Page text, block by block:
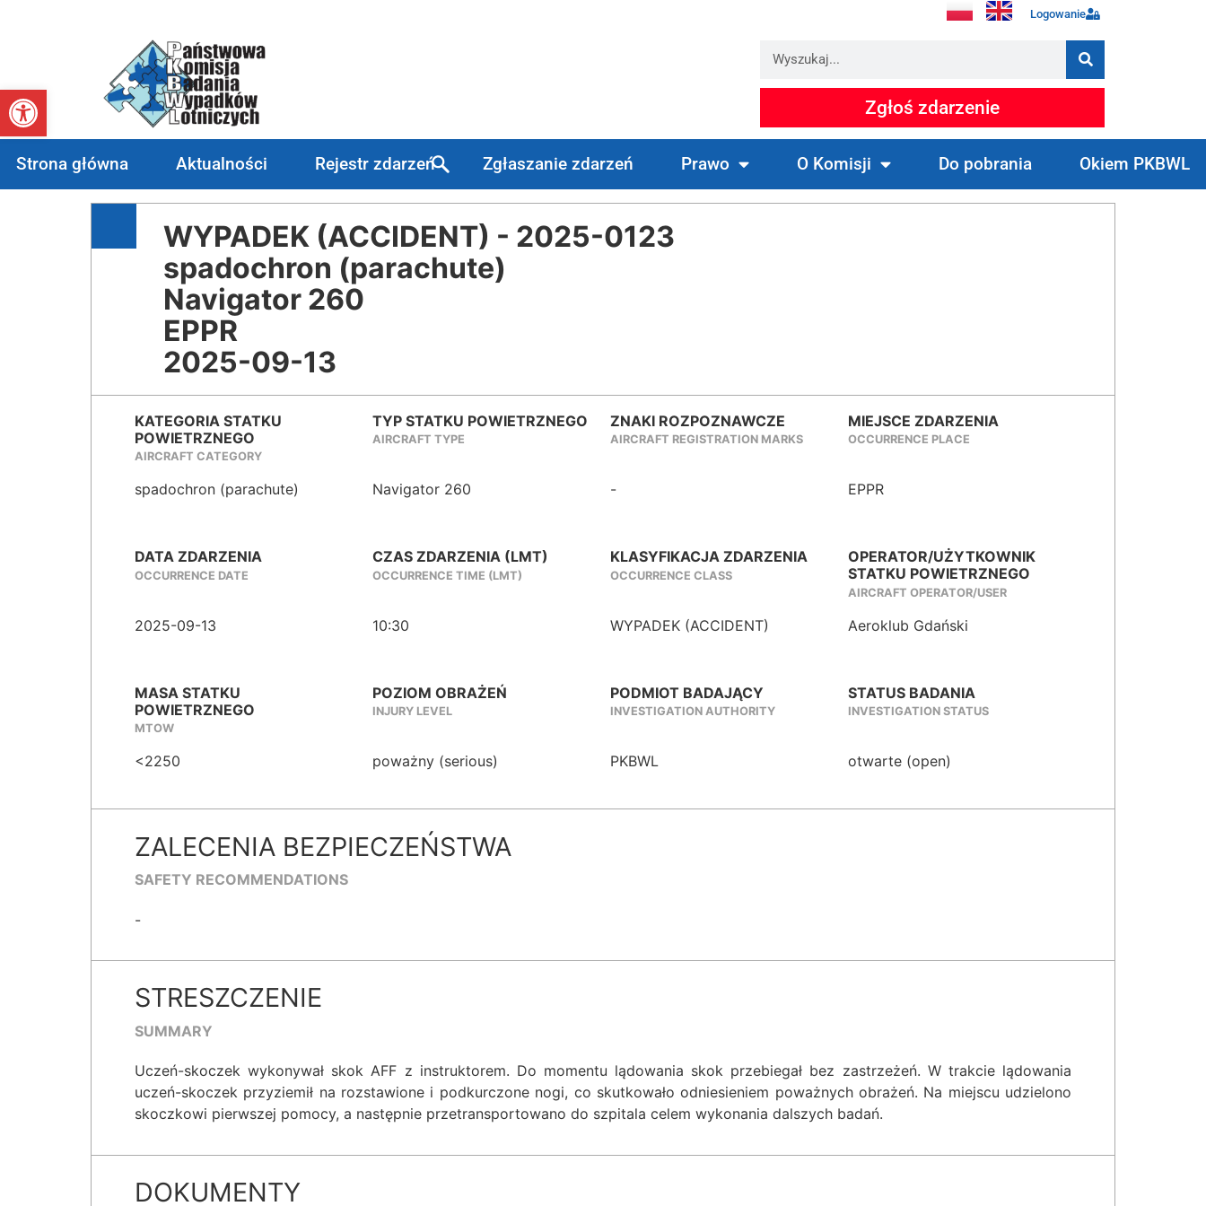
Otwórz pasek narzędzi
Logowanie
Zgłoś zdarzenie
Strona główna Aktualności Rejestr zdarzeń Zgłaszanie zdarzeń Prawo O Komisji Do pobrania Okiem PKBWL
WYPADEK (ACCIDENT) - 2025-0123
spadochron (parachute)
Navigator 260
EPPR
2025-09-13
KATEGORIA STATKU
POWIETRZNEGO
AIRCRAFT CATEGORY
spadochron (parachute)
TYP STATKU POWIETRZNEGO
AIRCRAFT TYPE
Navigator 260
ZNAKI ROZPOZNAWCZE
AIRCRAFT REGISTRATION MARKS
-
MIEJSCE ZDARZENIA
OCCURRENCE PLACE
EPPR
DATA ZDARZENIA
OCCURRENCE DATE
2025-09-13
CZAS ZDARZENIA (LMT)
OCCURRENCE TIME (LMT)
10:30
KLASYFIKACJA ZDARZENIA
OCCURRENCE CLASS
WYPADEK (ACCIDENT)
OPERATOR/UŻYTKOWNIK
STATKU POWIETRZNEGO
AIRCRAFT OPERATOR/USER
Aeroklub Gdański
MASA STATKU
POWIETRZNEGO
MTOW
<2250
POZIOM OBRAŻEŃ
INJURY LEVEL
poważny (serious)
PODMIOT BADAJĄCY
INVESTIGATION AUTHORITY
PKBWL
STATUS BADANIA
INVESTIGATION STATUS
otwarte (open)
ZALECENIA BEZPIECZEŃSTWA
SAFETY RECOMMENDATIONS
-
STRESZCZENIE
SUMMARY
Uczeń-skoczek wykonywał skok AFF z instruktorem. Do momentu lądowania skok przebiegał bez zastrzeżeń. W trakcie lądowania
uczeń-skoczek przyziemił na rozstawione i podkurczone nogi, co skutkowało odniesieniem poważnych obrażeń. Na miejscu udzielono
skoczkowi pierwszej pomocy, a następnie przetransportowano do szpitala celem wykonania dalszych badań.
DOKUMENTY